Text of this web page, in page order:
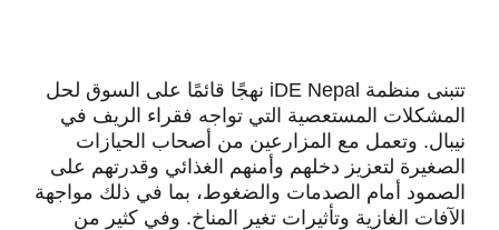
تتبنى منظمة iDE Nepal نهجًا قائمًا على السوق لحل
المشكلات المستعصية التي تواجه فقراء الريف في
نيبال. وتعمل مع المزارعين من أصحاب الحيازات
الصغيرة لتعزيز دخلهم وأمنهم الغذائي وقدرتهم على
الصمود أمام الصدمات والضغوط، بما في ذلك مواجهة
الآفات الغازية وتأثيرات تغير المناخ. وفي كثير من